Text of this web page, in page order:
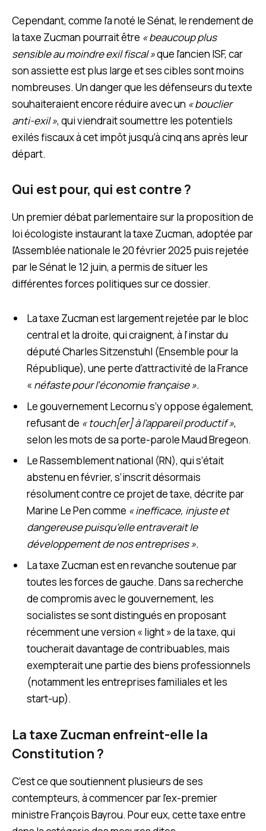
Cependant, comme l’a noté le Sénat, le rendement de
la taxe Zucman pourrait être « beaucoup plus
sensible au moindre exil fiscal »que l’ancien ISF, car
son assiette est plus large et ses cibles sont moins
nombreuses. Un danger que les défenseurs du texte
souhaiteraient encore réduire avec un « bouclier
anti-exil », qui viendrait soumettre les potentiels
exilés fiscaux à cet impôt jusqu’à cinq ans après leur
départ.
Qui est pour, qui est contre ?
Un premier débat parlementaire sur la proposition de
loi écologiste instaurant la taxe Zucman, adoptée par
l’Assemblée nationale le 20 février 2025 puis rejetée
par le Sénat le 12 juin, a permis de situer les
différentes forces politiques sur ce dossier.
La taxe Zucman est largement rejetée par le bloc
central et la droite, qui craignent, à l’instar du
député Charles Sitzenstuhl (Ensemble pour la
République), une perte d’attractivité de la France
« néfaste pour l’économie française ».
Le gouvernement Lecornu s’y oppose également,
refusant de « touch[er] à l’appareil productif »,
selon les mots de sa porte-parole Maud Bregeon.
Le Rassemblement national (RN), qui s’était
abstenu en février, s’inscrit désormais
résolument contre ce projet de taxe, décrite par
Marine Le Pen comme « inefficace, injuste et
dangereuse puisqu’elle entraverait le
développement de nos entreprises ».
La taxe Zucman est en revanche soutenue par
toutes les forces de gauche. Dans sa recherche
de compromis avec le gouvernement, les
socialistes se sont distingués en proposant
récemment une version « light » de la taxe, qui
toucherait davantage de contribuables, mais
exempterait une partie des biens professionnels
(notamment les entreprises familiales et les
start-up).
La taxe Zucman enfreint-elle la
Constitution ?
C’est ce que soutiennent plusieurs de ses
contempteurs, à commencer par l’ex-premier
ministre François Bayrou. Pour eux, cette taxe entre